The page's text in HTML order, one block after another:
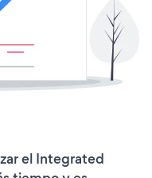
el Integrated